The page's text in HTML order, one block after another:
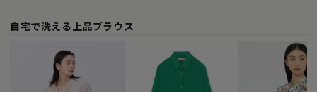
自宅で洗える上品ブラウス